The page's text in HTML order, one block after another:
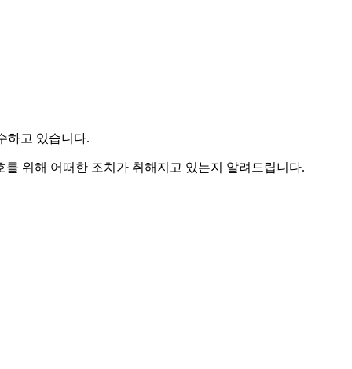
하고 있습니다.
위해 어떠한 조치가 취해지고 있는지 알려드립니다.